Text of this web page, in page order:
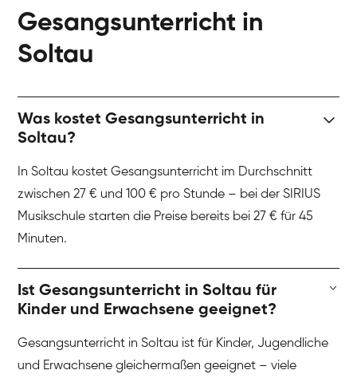
Gesangsunterricht in
Soltau
Was kostet Gesangsunterricht in
Soltau?
In Soltau kostet Gesangsunterricht im Durchschnitt
zwischen 27 € und 100 € pro Stunde – bei der SIRIUS
Musikschule starten die Preise bereits bei 27 € für 45
Minuten.
Ist Gesangsunterricht in Soltau für
Kinder und Erwachsene geeignet?
Gesangsunterricht in Soltau ist für Kinder, Jugendliche
und Erwachsene gleichermaßen geeignet – viele